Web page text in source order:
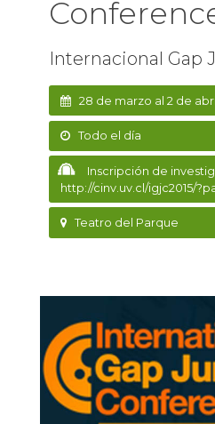
Internacional Gap
28 de marzo al 2 de
Todo el día
Inscripción de
http://cinv.uv.cl/igjc2015/
Teatro del Parque